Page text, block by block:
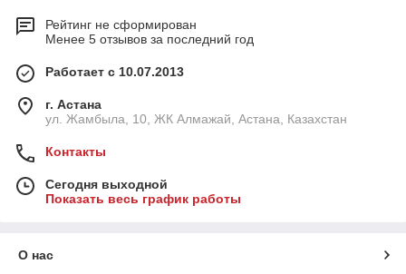
Рейтинг не сформирован
Менее 5 отзывов за последний год
Работает с 10.07.2013
г. Астана
ул. Жамбыла, 10, ЖК Алмажай, Астана, Казахстан
Контакты
Сегодня выходной
Показать весь график работы
О нас